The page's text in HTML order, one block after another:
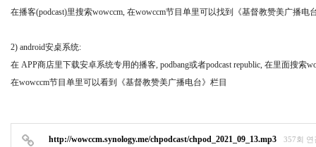
在播客(podcast)里搜索wowccm, 在wowccm节目单里可以找到《基督教赞美广播
2) android安桌系统:
在 APP商店里下载安卓系统专用的播客, podbang或者podcast republic, 在里面搜索
在wowccm节目单里可以看到《基督教赞美广播电台》栏目
http://wowccm.synology.me/chpodcast/chpod_2021_09_13.mp3 357회 연